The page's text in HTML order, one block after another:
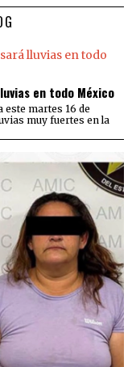
en todo México
martes 16 de
muy fuertes en la